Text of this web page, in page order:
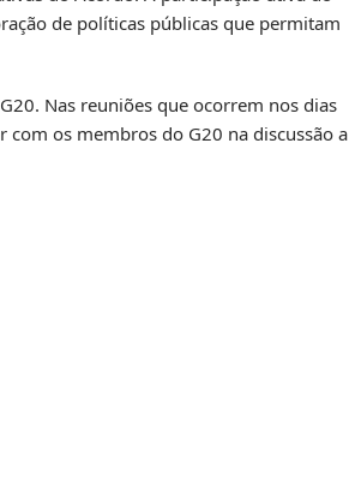
de políticas públicas que permitam
Nas reuniões que ocorrem nos dias
os membros do G20 na discussão a